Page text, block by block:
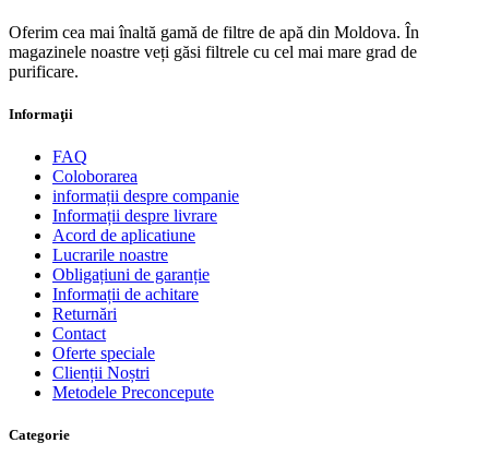
Oferim cea mai înaltă gamă de filtre de apă din Moldova. În
magazinele noastre veți găsi filtrele cu cel mai mare grad de
purificare.
Informaţii
FAQ
Coloborarea
informații despre companie
Informații despre livrare
Acord de aplicatiune
Lucrarile noastre
Obligațiuni de garanție
Informații de achitare
Returnări
Contact
Oferte speciale
Clienții Noștri
Metodele Preconcepute
Сategorie